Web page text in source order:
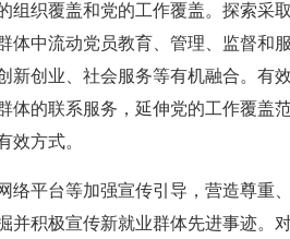
组织覆盖和党的工作覆盖。探索采
体中流动党员教育、管理、监督和
新创业、社会服务等有机融合。有
体的联系服务，延伸党的工作覆盖
效方式。
平台等加强宣传引导，营造尊重
并积极宣传新就业群体先进事迹。